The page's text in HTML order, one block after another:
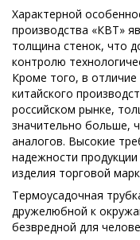
Характерной
производства «КВТ»
толщина стенок, что
контролю
Кроме того, в
китайского
российском рынке,
значительно больше,
аналогов. Высокие
надежности
изделия торговой
Термоусадочная
дружелюбной к
безвредной для